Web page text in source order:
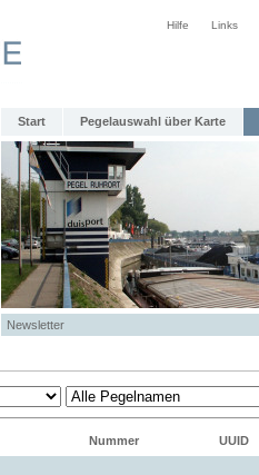
Hilfe Links
Start Pegelauswahl über Karte
Newsletter
Nummer UUID